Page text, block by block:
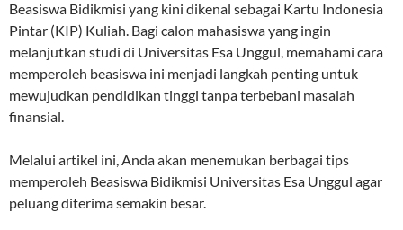
Beasiswa Bidikmisi yang kini dikenal sebagai Kartu Indonesia
Pintar (KIP) Kuliah. Bagi calon mahasiswa yang ingin
melanjutkan studi di Universitas Esa Unggul, memahami cara
memperoleh beasiswa ini menjadi langkah penting untuk
mewujudkan pendidikan tinggi tanpa terbebani masalah
finansial.
Melalui artikel ini, Anda akan menemukan berbagai tips
memperoleh Beasiswa Bidikmisi Universitas Esa Unggul agar
peluang diterima semakin besar.